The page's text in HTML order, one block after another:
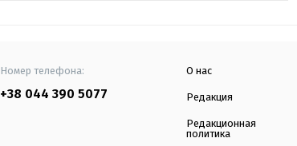
Номер телефона:
+38 044 390 5077
О нас
Редакция
Редакционная
политика